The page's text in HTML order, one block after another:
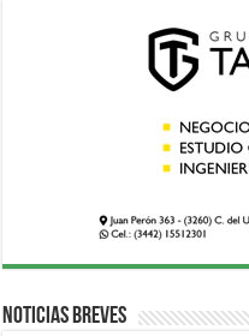
Noticias breves